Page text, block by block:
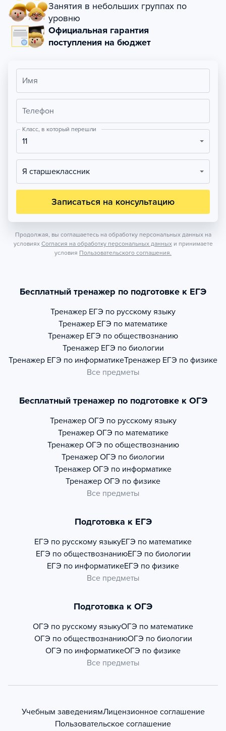
Занятия в небольших группах по
уровню
Официальная гарантия
поступления на бюджет
Имя
Телефон
Класс, в который перешли
11
Я старшеклассник
Записаться на консультацию
Продолжая, вы соглашаетесь на обработку персональных данных на
условиях Согласия на обработку персональных данных и принимаете
условия Пользовательского соглашения.
Бесплатный тренажер по подготовке к ЕГЭ
Тренажер ЕГЭ по русскому языку
Тренажер ЕГЭ по математике
Тренажер ЕГЭ по обществознанию
Тренажер ЕГЭ по биологии
Тренажер ЕГЭ по информатикеТренажер ЕГЭ по физике
Все предметы
Бесплатный тренажер по подготовке к ОГЭ
Тренажер ОГЭ по русскому языку
Тренажер ОГЭ по математике
Тренажер ОГЭ по обществознанию
Тренажер ОГЭ по биологии
Тренажер ОГЭ по информатике
Тренажер ОГЭ по физике
Все предметы
Подготовка к ЕГЭ
ЕГЭ по русскому языкуЕГЭ по математике
ЕГЭ по обществознаниюЕГЭ по биологии
ЕГЭ по информатикеЕГЭ по физике
Все предметы
Подготовка к ОГЭ
ОГЭ по русскому языкуОГЭ по математике
ОГЭ по обществознаниюОГЭ по биологии
ОГЭ по информатикеОГЭ по физике
Все предметы
Учебным заведениямЛицензионное соглашение
Пользовательское соглашение